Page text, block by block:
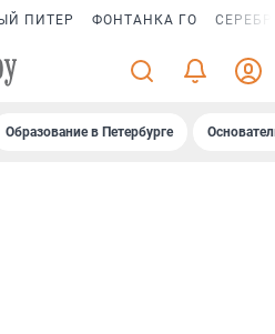
ПИТЕР ФОНТАНКА ГО
Образование в Петербурге